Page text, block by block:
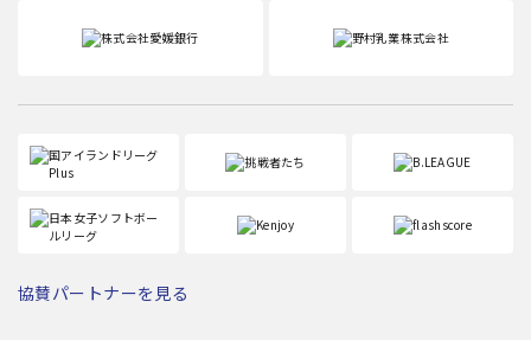
協賛パートナーを見る